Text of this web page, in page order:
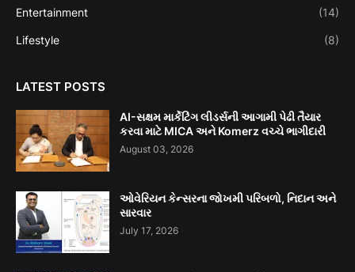
Entertainment (14)
Lifestyle (8)
LATEST POSTS
AI-સક્ષમ માર્કેટિંગ લીડર્સની આગામી પેઢી તૈયાર
કરવા માટે MICA અને Komerz વચ્ચે ભાગીદારી
August 03, 2026
ઓવેરિયન કેન્સરના જોખમી પરિબળો, નિદાન અને
સારવાર
July 17, 2026